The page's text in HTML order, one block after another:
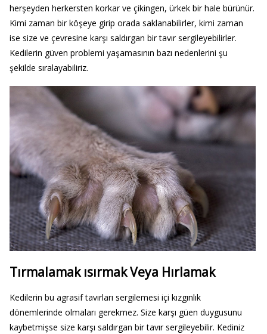
herşeyden herkersten korkar ve çikingen, ürkek bir hale bürünür.
Kimi zaman bir köşeye girip orada saklanabilirler, kimi zaman
ise size ve çevresine karşı saldırgan bir tavır sergileyebilirler.
Kedilerin güven problemi yaşamasının bazı nedenlerini şu
şekilde sıralayabiliriz.
Tırmalamak ısırmak Veya Hırlamak
Kedilerin bu agrasif tavırları sergilemesi içi kızgınlık
dönemlerinde olmaları gerekmez. Size karşı güen duygusunu
kaybetmişse size karşı saldırgan bir tavır sergileyebilir. Kediniz